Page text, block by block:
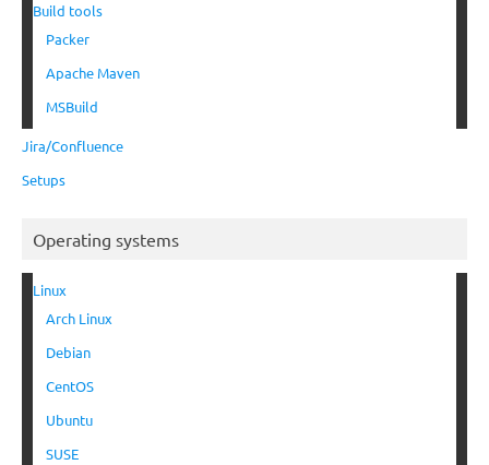
Build tools
Packer
Apache Maven
MSBuild
Jira/Confluence
Setups
Operating systems
Linux
Arch Linux
Debian
CentOS
Ubuntu
SUSE